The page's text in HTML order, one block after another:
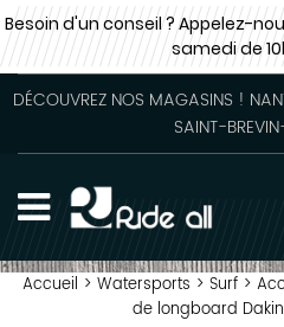
Besoin d'un conseil ? Appelez-
samedide
DÉCOUVREZ NOS MAGASINS !
SAINT-
Accueil > Watersports > Surf >
de longboard